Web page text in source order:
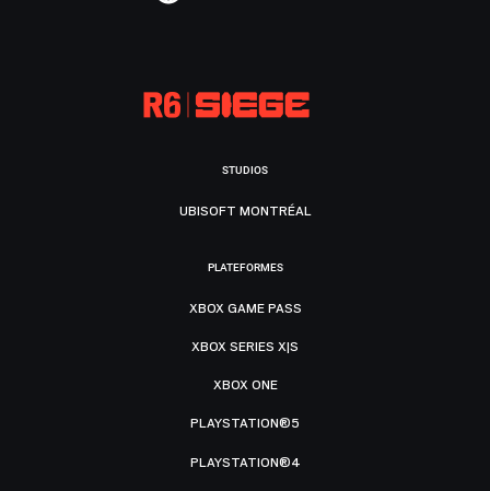
STUDIOS
UBISOFT MONTRÉAL
PLATEFORMES
XBOX GAME PASS
XBOX SERIES X|S
XBOX ONE
PLAYSTATION®5
PLAYSTATION®4